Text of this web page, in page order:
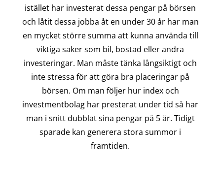
istället har investerat dessa pengar på börsen
och låtit dessa jobba åt en under 30 år har man
en mycket större summa att kunna använda till
viktiga saker som bil, bostad eller andra
investeringar. Man måste tänka långsiktigt och
inte stressa för att göra bra placeringar på
börsen. Om man följer hur index och
investmentbolag har presterat under tid så har
man i snitt dubblat sina pengar på 5 år. Tidigt
sparade kan generera stora summor i
framtiden.